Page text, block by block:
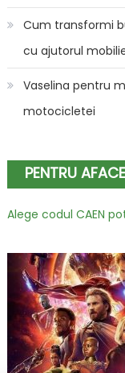
Cum transformi
cu ajutorul
Vaselina pentru
motocicletei
PENTRU
Alege codul CAEN